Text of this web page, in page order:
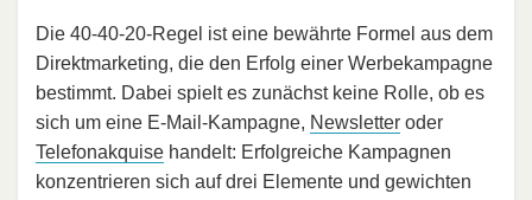
Die 40-40-20-Regel ist eine bewährte Formel aus dem
Direktmarketing, die den Erfolg einer Werbekampagne
bestimmt. Dabei spielt es zunächst keine Rolle, ob es
sich um eine E-Mail-Kampagne, Newsletter oder
Telefonakquise handelt: Erfolgreiche Kampagnen
konzentrieren sich auf drei Elemente und gewichten